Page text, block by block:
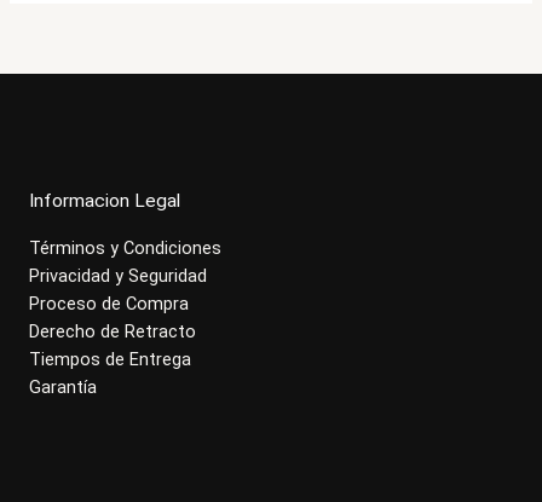
Informacion Legal
Términos y Condiciones
Privacidad y Seguridad
Proceso de Compra
Derecho de Retracto
Tiempos de Entrega
Garantía